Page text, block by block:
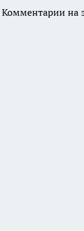
Комментарии на